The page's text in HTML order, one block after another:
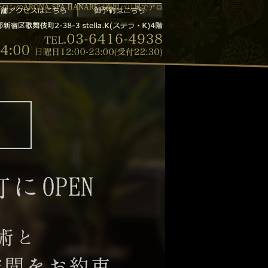
ンのARONA-SPA-HANAREは南国バリ風でアロ